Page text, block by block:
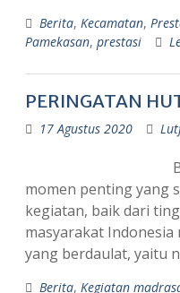
Berita, Kecamatan,
Pamekasan, prestasi
PERINGATAN
17 Agustus 2020
momen penting yang
kegiatan, baik dari
masyarakat
yang berdaulat, yaitu
Berita, Kegiatan